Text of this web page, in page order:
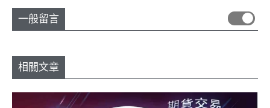
一般留言
相關文章